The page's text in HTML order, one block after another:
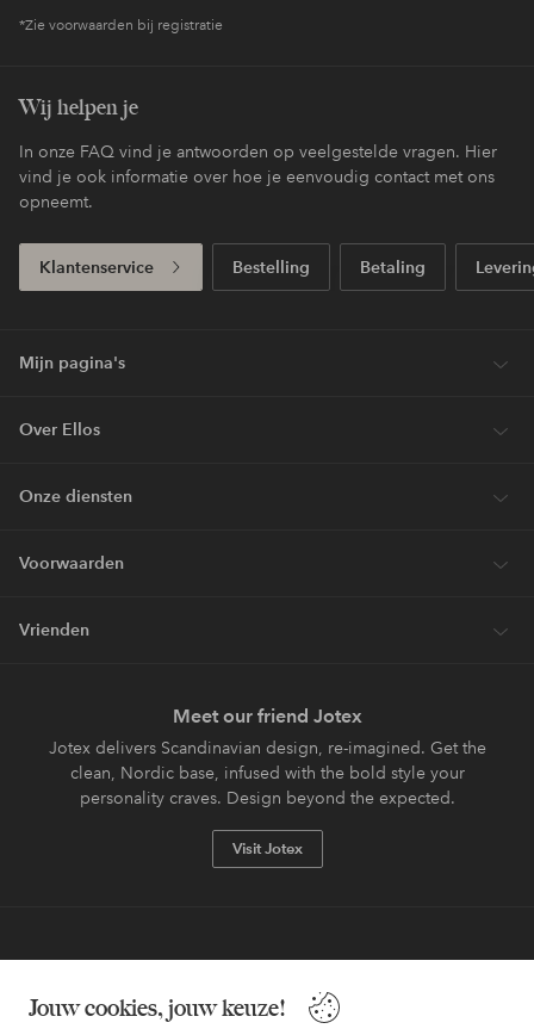
Jouw cookies, jouw keuze!
*Zie voorwaarden bij registratie
Wij helpen je
In onze FAQ vind je antwoorden op veelgestelde vragen. Hier
vind je ook informatie over hoe je eenvoudig contact met ons
opneemt.
Klantenservice Bestelling Betaling
Mijn pagina's
Over Ellos
Onze diensten
Voorwaarden
Vrienden
Meet our friend Jotex
Jotex delivers Scandinavian design, re-imagined. Get the
clean, Nordic base, infused with the bold style your
personality craves. Design beyond the expected.
Visit Jotex
Wil je meer weten over
onze betaalopties